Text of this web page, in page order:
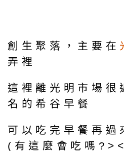
創生聚落，主要在
弄裡
這裡離光明市場很
名的希谷早餐
可以吃完早餐再過
(有這麼會吃嗎